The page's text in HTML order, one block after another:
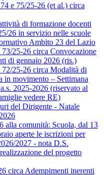
e 75/25-26 (et al.) circa
di formazione docenti
26 in servizio nelle scuole
Ambito 23 del Lazio
25-26 circa Convocazione
di gennaio 2026 (ris.)
25-26 circa Modalità di
in movimento – Settimana
2025-2026 (riservato al
vedere RE)
del Dirigente - Natale
alla comunità: Scuola, dal 13
aperte le iscrizioni per
2027 - nota D.S.
del progetto
circa Adempimenti inerenti